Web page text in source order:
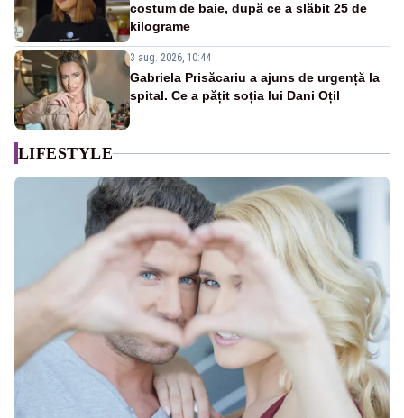
costum de baie, după ce a slăbit 25 de
kilograme
3 aug. 2026, 10:44
Gabriela Prisăcariu a ajuns de urgență la
spital. Ce a pățit soția lui Dani Oțil
LIFESTYLE